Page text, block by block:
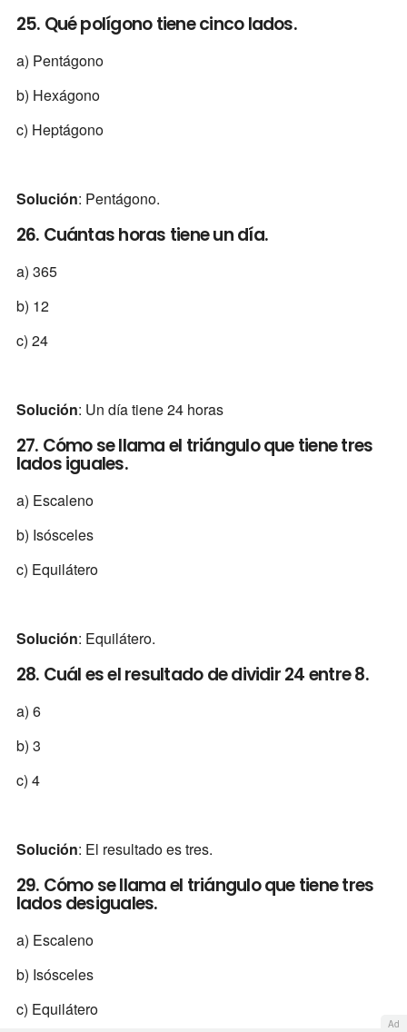
25. Qué polígono tiene cinco lados.
a) Pentágono
b) Hexágono
c) Heptágono
Solución: Pentágono.
26. Cuántas horas tiene un día.
a) 365
b) 12
c) 24
Solución: Un día tiene 24 horas
27. Cómo se llama el triángulo que tiene tres
lados iguales.
a) Escaleno
b) Isósceles
c) Equilátero
Solución: Equilátero.
28. Cuál es el resultado de dividir 24 entre 8.
a) 6
b) 3
c) 4
Solución: El resultado es tres.
29. Cómo se llama el triángulo que tiene tres
lados desiguales.
a) Escaleno
b) Isósceles
c) Equilátero
Ad